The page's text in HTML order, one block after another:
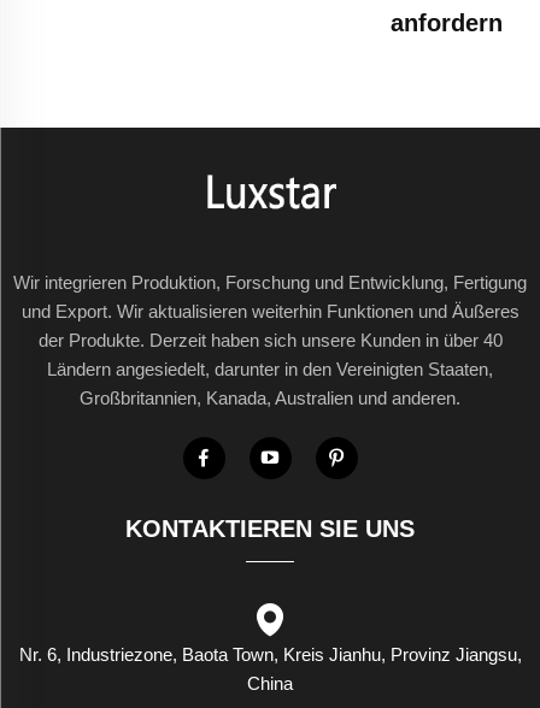
anfordern
Wir integrieren Produktion, Forschung und Entwicklung, Fertigung
und Export. Wir aktualisieren weiterhin Funktionen und Äußeres
der Produkte. Derzeit haben sich unsere Kunden in über 40
Ländern angesiedelt, darunter in den Vereinigten Staaten,
Großbritannien, Kanada, Australien und anderen.
KONTAKTIEREN SIE UNS
Nr. 6, Industriezone, Baota Town, Kreis Jianhu, Provinz Jiangsu,
China